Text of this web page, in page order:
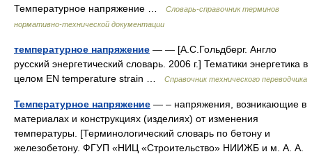
Температурное напряжение …
Словарь-справочник терминов
нормативно-технической документации
температурное напряжение — — [А.С.Гольдберг. Англо
русский энергетический словарь. 2006 г.] Тематики энергетика в
целом EN temperature strain …
Справочник технического переводчика
Температурное напряжение — – напряжения, возникающие в
материалах и конструкциях (изделиях) от изменения
температуры. [Терминологический словарь по бетону и
железобетону. ФГУП «НИЦ «Строительство» НИИЖБ и м. А. А.